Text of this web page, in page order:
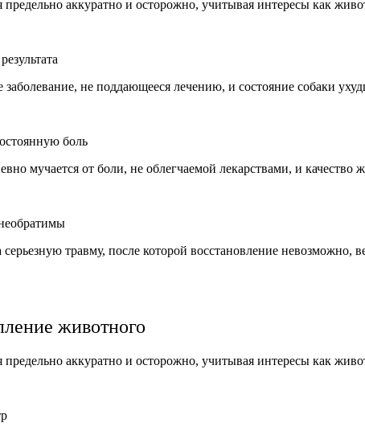
аккуратно и осторожно, учитывая интересы как
не поддающееся лечению, и состояние собаки
боль
мучается от боли, не облегчаемой лекарствами, и
травму, после которой восстановление
животного
аккуратно и осторожно, учитывая интересы как